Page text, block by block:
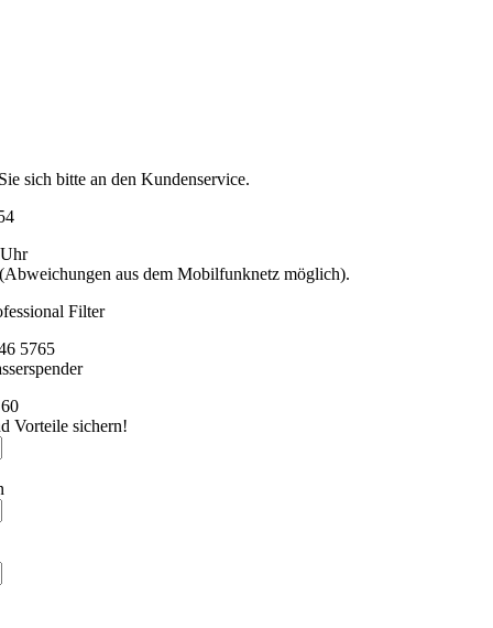
sich bitte an den Kundenservice.
aus dem Mobilfunknetz möglich).
Filter
5765
Vorteile sichern!